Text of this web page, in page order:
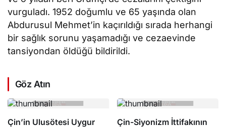
vurguladı. 1952 doğumlu ve 65 yaşında olan
Abdurusul Mehmet’in kaçırıldığı sırada herhangi
bir sağlık sorunu yaşamadığı ve cezaevinde
tansiyondan öldüğü bildirildi.
Göz Atın
Çin’in Ulusötesi Uygur
Çin-Siyonizm İttifakının